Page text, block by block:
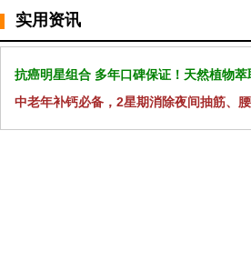
实用资讯
抗癌明星组合 多年口碑保证！天然植物
中老年补钙必备，2星期消除夜间抽筋、